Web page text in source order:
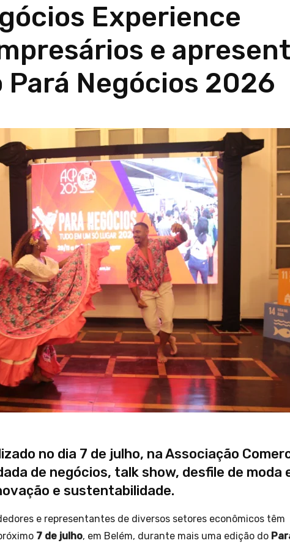
Experience
e
Pará Negócios 2026
no dia 7 de julho, na Associação
de negócios, talk show, desfile de moda
e sustentabilidade.
e representantes de diversos setores econômicos têm
7 de julho, em Belém, durante mais uma edição do